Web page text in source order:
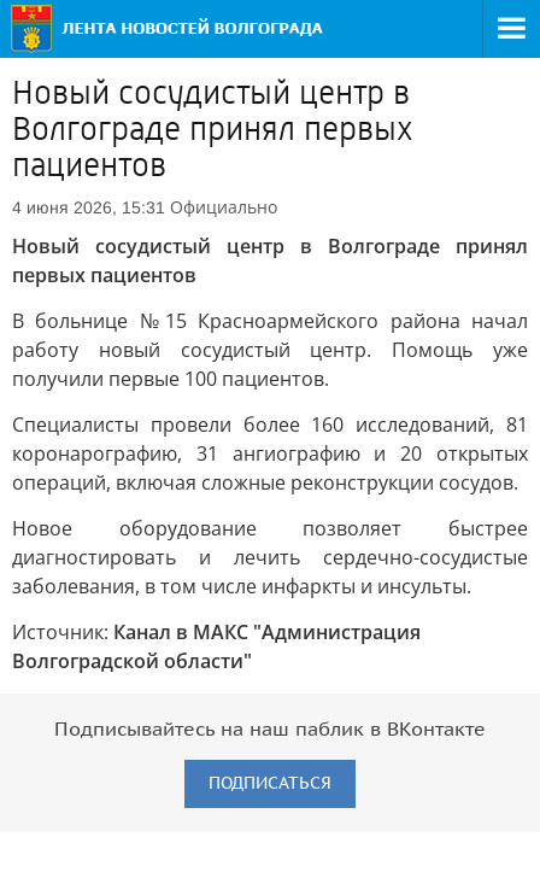
Новый сосудистый центр в
Волгограде принял первых
пациентов
4 июня 2026, 15:31 Официально
Новый сосудистый центр в Волгограде принял
первых пациентов
В больнице №15 Красноармейского района начал
работу новый сосудистый центр. Помощь уже
получили первые 100 пациентов.
Специалисты провели более 160 исследований, 81
коронарографию, 31 ангиографию и 20 открытых
операций, включая сложные реконструкции сосудов.
Новое оборудование позволяет быстрее
диагностировать и лечить сердечно-сосудистые
заболевания, в том числе инфаркты и инсульты.
Источник: Канал в МАКС "Администрация
Волгоградской области"
Подписывайтесь на наш паблик в ВКонтакте
ПОДПИСАТЬСЯ